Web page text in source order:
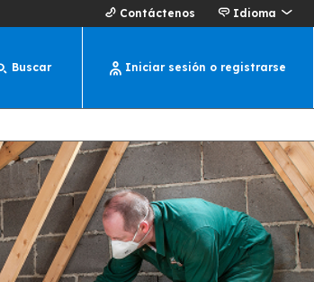
Contáctenos Idioma
Buscar Iniciar sesión o registrarse